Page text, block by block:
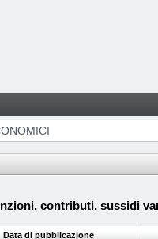
contributi, sussidi
Data di pubblicazione